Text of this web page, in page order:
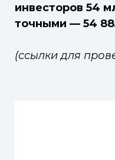
инвесторов 54
точными — 54
(ссылки для